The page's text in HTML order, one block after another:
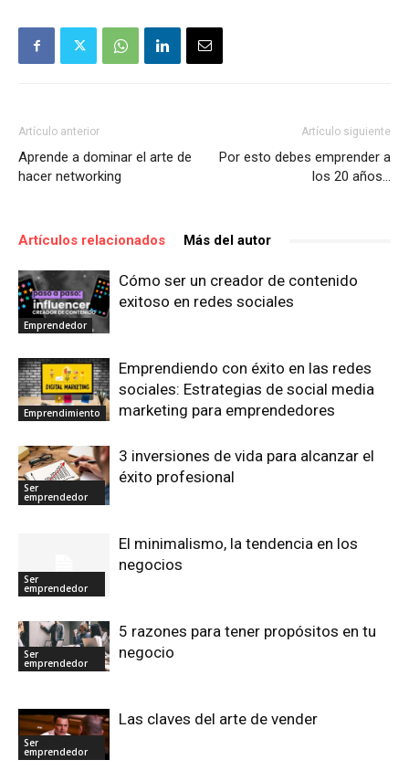
Artículo anterior
Aprende a dominar el arte de
hacer networking
Artículo siguiente
Por esto debes emprender a
los 20 años…
Artículos relacionados Más del autor
Emprendedor
Cómo ser un creador de contenido
exitoso en redes sociales
Emprendimiento
Emprendiendo con éxito en las redes
sociales: Estrategias de social media
marketing para emprendedores
Ser
emprendedor
3 inversiones de vida para alcanzar el
éxito profesional
Ser
emprendedor
El minimalismo, la tendencia en los
negocios
Ser
emprendedor
5 razones para tener propósitos en tu
negocio
Ser
emprendedor
Las claves del arte de vender